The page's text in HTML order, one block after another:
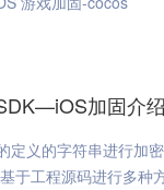
加固介
定义的字符串进行加
基于工程源码进行多种